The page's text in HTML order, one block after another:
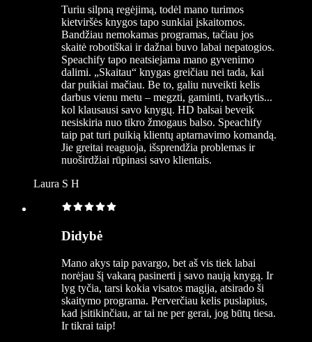
Turiu silpną regėjimą, todėl mano turimos
kietviršės knygos tapo sunkiai įskaitomos.
Bandžiau nemokamas programas, tačiau jos
skaitė robotiškai ir dažnai buvo labai nepatogios.
Speachify tapo neatsiejama mano gyvenimo
dalimi. „Skaitau“ knygas greičiau nei tada, kai
dar puikiai mačiau. Be to, galiu nuveikti kelis
darbus vienu metu – megzti, gaminti, tvarkytis...
kol klausausi savo knygų. HD balsai beveik
nesiskiria nuo tikro žmogaus balso. Speachify
taip pat turi puikią klientų aptarnavimo komandą.
Jie greitai reaguoja, išsprendžia problemas ir
nuoširdžiai rūpinasi savo klientais.
Laura S H
Didybė
Mano akys taip pavargo, bet aš vis tiek labai
norėjau šį vakarą pasinerti į savo naują knygą. Ir
lyg tyčia, tarsi kokia visatos magija, atsirado ši
skaitymo programa. Perverčiau kelis puslapius,
kad įsitikinčiau, ar tai ne per gerai, jog būtų tiesa.
Ir tikrai taip!